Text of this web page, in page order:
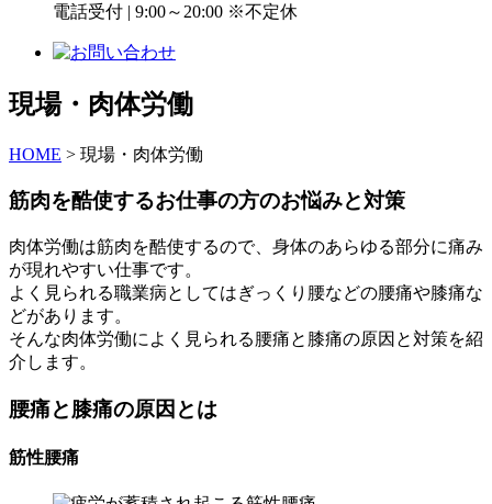
電話受付 | 9:00～20:00 ※不定休
現場・肉体労働
HOME > 現場・肉体労働
筋肉を酷使するお仕事の方のお悩みと対策
肉体労働は筋肉を酷使するので、身体のあらゆる部分に痛み
が現れやすい仕事です。
よく見られる職業病としてはぎっくり腰などの腰痛や膝痛な
どがあります。
そんな肉体労働によく見られる腰痛と膝痛の原因と対策を紹
介します。
腰痛と膝痛の原因とは
筋性腰痛